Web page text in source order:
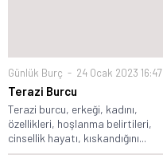
Günlük Burç 24 Ocak 2023 16:47
Terazi Burcu
Terazi burcu, erkeği, kadını,
özellikleri, hoşlanma belirtileri,
cinsellik hayatı, kıskandığını...